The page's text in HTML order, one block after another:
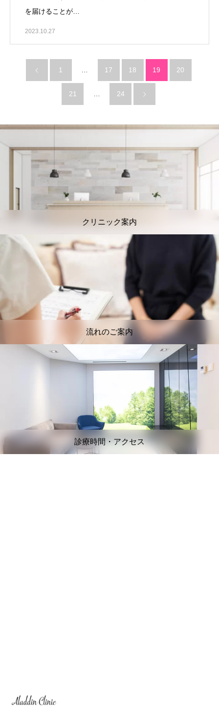
を届けることが…
2023.10.27
1 17 18 19 20
21 24
クリニック案内
流れのご案内
診療時間・アクセス